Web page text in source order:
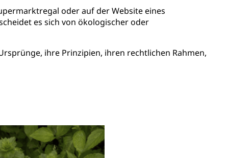
oder auf der Website eines
es sich von ökologischer oder
ihre Prinzipien, ihren rechtlichen Rahmen,